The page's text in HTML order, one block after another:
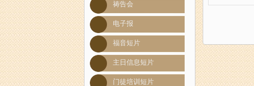
祷告会
电子报
福音短片
主日信息短片
门徒培训短片